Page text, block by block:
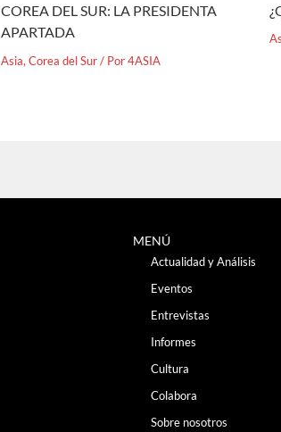
COREA DEL SUR: LA PRESIDENTA
APARTADA
Asia, Corea del Sur/ Por4ASIA
MENÚ
Actualidad y Análisis
Eventos
Entrevistas
Informes
Cultura
Colabora
Sobre nosotros